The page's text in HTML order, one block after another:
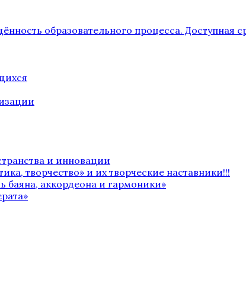
образовательного процесса. Доступная
и инновации
творчество» и их творческие наставники!!!
баяна, аккордеона и гармоники»